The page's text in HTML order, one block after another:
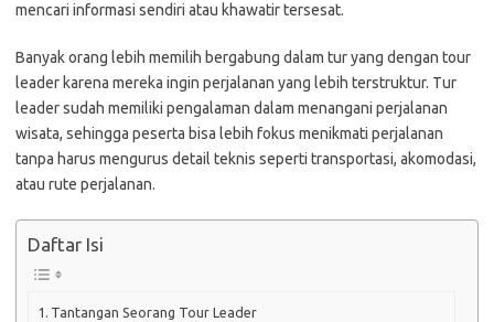
mencari informasi sendiri atau khawatir tersesat.
Banyak orang lebih memilih bergabung dalam tur yang dengan tour
leader karena mereka ingin perjalanan yang lebih terstruktur. Tur
leader sudah memiliki pengalaman dalam menangani perjalanan
wisata, sehingga peserta bisa lebih fokus menikmati perjalanan
tanpa harus mengurus detail teknis seperti transportasi, akomodasi,
atau rute perjalanan.
Daftar Isi
Tantangan Seorang Tour Leader